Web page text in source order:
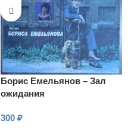
Борис Емельянов – Зал
ожидания
300 ₽